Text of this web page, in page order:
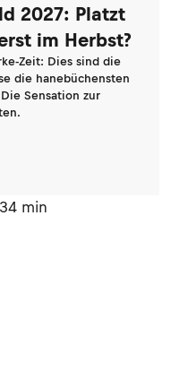
2027: Platzt
im Herbst?
Zeit: Dies sind die
die hanebüchensten
Sensation zur
min